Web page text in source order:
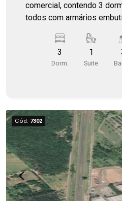
comercial, contendo 3
todos com armários embutidos. Salas
e piscina.
3
Dorm.
1
Suite
Cód. 7302